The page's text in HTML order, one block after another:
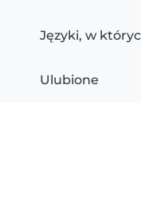
Języki, w
Ulubione